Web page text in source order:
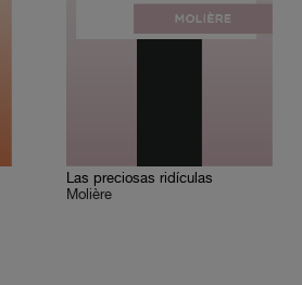
Las preciosas ridículas
Molière